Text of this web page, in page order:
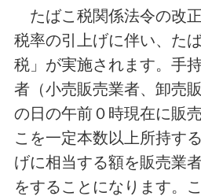
たばこ税関係法令の改
税率の引上げに伴い、た
税」が実施されます。手
者（小売販売業者、卸売
の日の午前０時現在に販
こを一定本数以上所持す
げに相当する額を販売業
をすることになります。